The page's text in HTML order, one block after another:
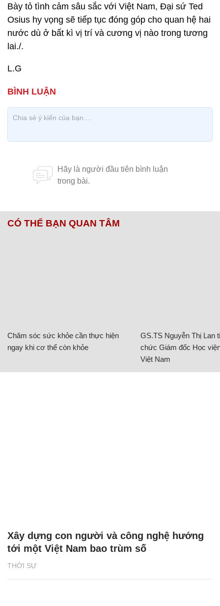
Bày tỏ tình cảm sâu sắc với Việt Nam, Đại sứ Ted
Osius hy vọng sẽ tiếp tục đóng góp cho quan hệ hai
nước dù ở bất kì vị trí và cương vị nào trong tương
lai./.
L.G
CÓ THỂ BẠN QUAN TÂM
Chăm sóc sức khỏe cần thực hiện
ngay khi cơ thể còn khỏe
GS.TS Nguyễn Thị Lan
chức Giám đốc Học
Việt Nam
THỜI SỰ
Xây dựng con người và công nghệ hướng
tới một Việt Nam bao trùm số